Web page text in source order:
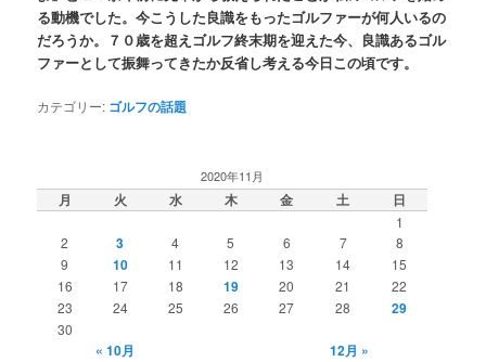
る動機でした。今こうした良識をもったゴルファーが何人いるの
だろうか。７０歳を超えゴルフ終末期を迎えた今、良識あるゴル
ファーとして振舞ってきたか反省し考える今日この頃です。
カテゴリー: ゴルフの話題
2020年11月
月 火 水 木 金 土 日
1
2
3 4 5 6 7
8
9
10 11 12 13 14
15
16
17 18 19 20 21
22
23
24 25 26 27 28 29
30
« 10月 12月 »